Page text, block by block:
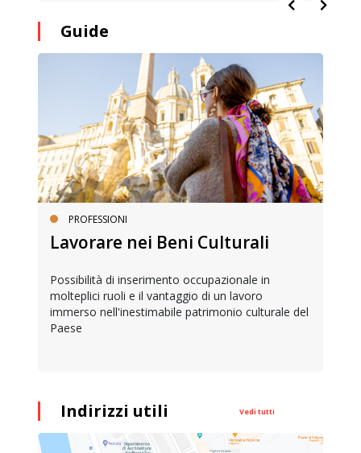
Guide
PROFESSIONI
Lavorare nei Beni Culturali
Possibilità di inserimento occupazionale in
molteplici ruoli e il vantaggio di un lavoro
immerso nell'inestimabile patrimonio culturale del
Paese
Indirizzi utili Vedi tutti